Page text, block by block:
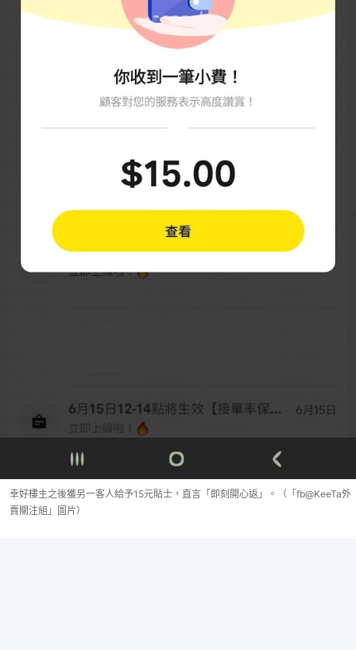
幸好樓主之後獲另一客人給予15元貼士，直言「即刻開心返」。（「fb@KeeTa外
賣關注組」圖片）